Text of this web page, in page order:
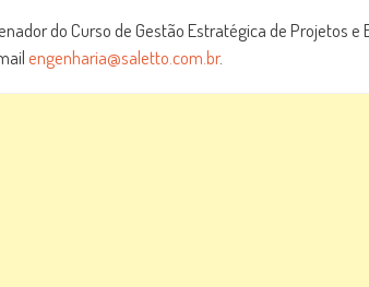
do Curso de Gestão Estratégica de Projetos e
engenharia@saletto.com.br.